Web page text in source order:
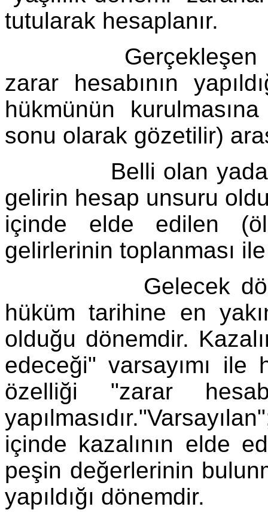
tutularak hesaplanır.
Gerçekleşen
zarar hesabının
hükmünün
sonu olarak gözetilir)
Belli olan yada
gelirin hesap unsuru
içinde elde edilen
gelirlerinin toplanması
Gelecek dönem
hüküm tarihine en
olduğu dönemdir.
edeceği" varsayımı ile
özelliği "zarar
içinde kazalının elde
peşin değerlerinin
yapıldığı dönemdir.